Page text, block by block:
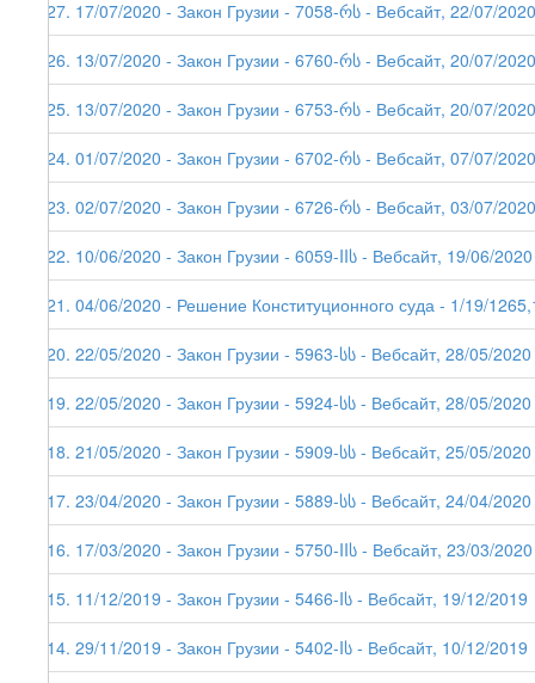
227. 17/07/2020 - Закон Грузии - 7058-რს - Вебсайт, 22/07/2020
226. 13/07/2020 - Закон Грузии - 6760-რს - Вебсайт, 20/07/2020
225. 13/07/2020 - Закон Грузии - 6753-რს - Вебсайт, 20/07/2020
224. 01/07/2020 - Закон Грузии - 6702-რს - Вебсайт, 07/07/2020
223. 02/07/2020 - Закон Грузии - 6726-რს - Вебсайт, 03/07/2020
222. 10/06/2020 - Закон Грузии - 6059-IIს - Вебсайт, 19/06/2020
221. 04/06/2020 - Решение Конституционного суда - 1/19/
220. 22/05/2020 - Закон Грузии - 5963-სს - Вебсайт, 28/05/2020
219. 22/05/2020 - Закон Грузии - 5924-სს - Вебсайт, 28/05/2020
218. 21/05/2020 - Закон Грузии - 5909-სს - Вебсайт, 25/05/2020
217. 23/04/2020 - Закон Грузии - 5889-სს - Вебсайт, 24/04/2020
216. 17/03/2020 - Закон Грузии - 5750-IIს - Вебсайт, 23/03/2020
215. 11/12/2019 - Закон Грузии - 5466-Iს - Вебсайт, 19/12/2019
214. 29/11/2019 - Закон Грузии - 5402-Iს - Вебсайт, 10/12/2019